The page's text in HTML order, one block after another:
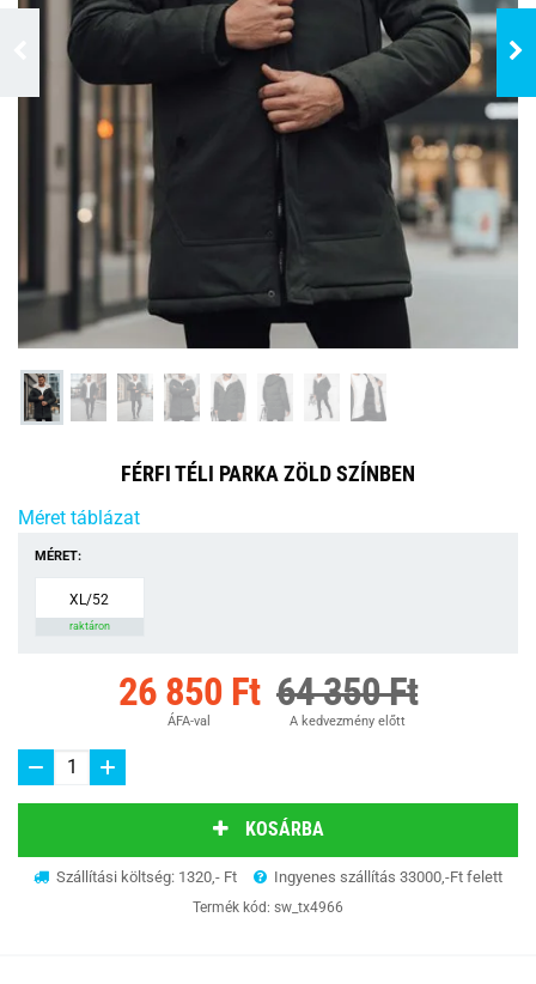
FÉRFI TÉLI PARKA ZÖLD SZÍNBEN
Méret táblázat
MÉRET:
XL/52
raktáron
26 850 Ft
ÁFA-val
64 350 Ft
A kedvezmény előtt
KOSÁRBA
Szállítási költség: 1320,- Ft Ingyenes szállítás 33000,-Ft felett
Termék kód: sw_tx4966